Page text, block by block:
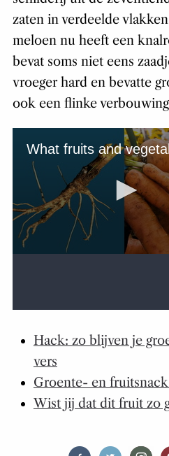
zaten in verdeelde
meloen nu heeft een
bevat soms niet eens
vroeger hard en bevatte
ook een flinke
Hack: zo blijven je
vers
Groente- en
Wist jij dat dit fruit zo